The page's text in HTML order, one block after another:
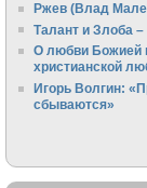
Ржев (Влад
Талант и Злоба
О любви Божией
христианской
Игорь Волгин:
сбываются»